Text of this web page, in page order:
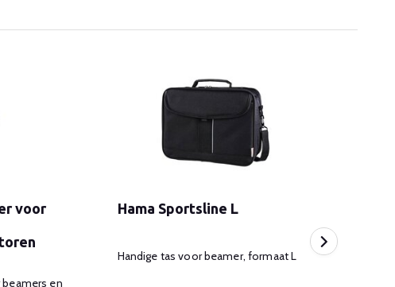
voor
en
Hama Sportsline L
Handige tas voor beamer, formaat L